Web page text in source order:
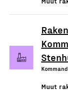
Muut